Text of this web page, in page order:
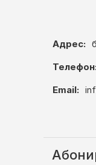
Адрес:
Телефон:
Email: